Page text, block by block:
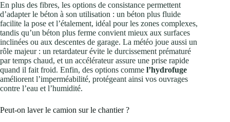
En plus des fibres, les options de consistance permettent
d’adapter le béton à son utilisation : un béton plus fluide
facilite la pose et l’étalement, idéal pour les zones complexes,
tandis qu’un béton plus ferme convient mieux aux surfaces
inclinées ou aux descentes de garage. La météo joue aussi un
rôle majeur : un retardateur évite le durcissement prématuré
par temps chaud, et un accélérateur assure une prise rapide
quand il fait froid. Enfin, des options comme l’hydrofuge
améliorent l’imperméabilité, protégeant ainsi vos ouvrages
contre l’eau et l’humidité.
Peut-on laver le camion sur le chantier ?